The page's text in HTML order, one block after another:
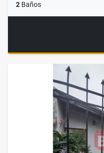
2 Baños